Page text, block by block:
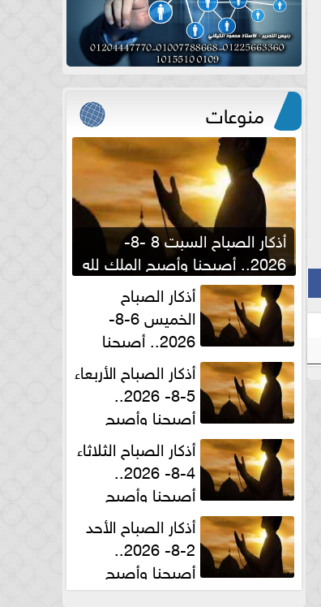
منوعات
أذكار الصباح السبت 8 -8-
2026.. أصبحنا وأصبح الملك لله
والحمد لله
أذكار الصباح
الخميس 6-8-
2026.. أصبحنا
وأصبح الملك لله والحمد لله
أذكار الصباح الأربعاء
5-8- 2026..
أصبحنا وأصبح
الملك لله والحمد للهأذكار الصباح الثلاثاء
4-8- 2026..
أصبحنا وأصبح
الملك لله والحمد للهأذكار الصباح الأحد
2-8- 2026..
أصبحنا وأصبح
الملك لله والحمد لله